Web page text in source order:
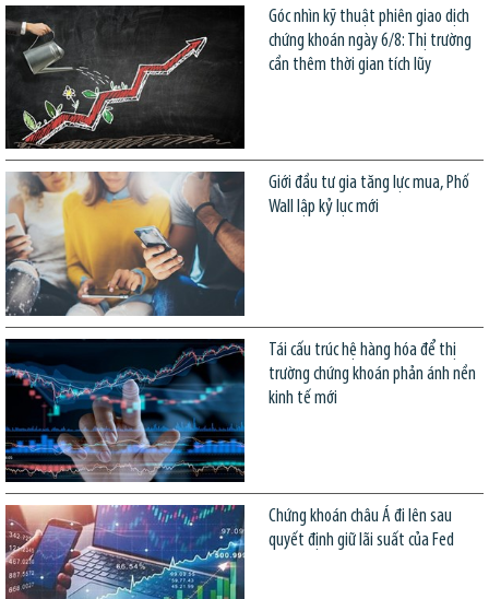
Góc nhìn kỹ thuật phiên giao dịch
chứng khoán ngày 6/8: Thị trường
cần thêm thời gian tích lũy
Giới đầu tư gia tăng lực mua, Phố
Wall lập kỷ lục mới
Tái cấu trúc hệ hàng hóa để thị
trường chứng khoán phản ánh nền
kinh tế mới
Chứng khoán châu Á đi lên sau
quyết định giữ lãi suất của Fed